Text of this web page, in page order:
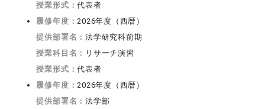
授業形式：代表者
履修年度：2026年度（西暦）
提供部署名：法学研究科前期
授業科目名： リサーチ演習
授業形式：代表者
履修年度：2026年度（西暦）
提供部署名：法学部